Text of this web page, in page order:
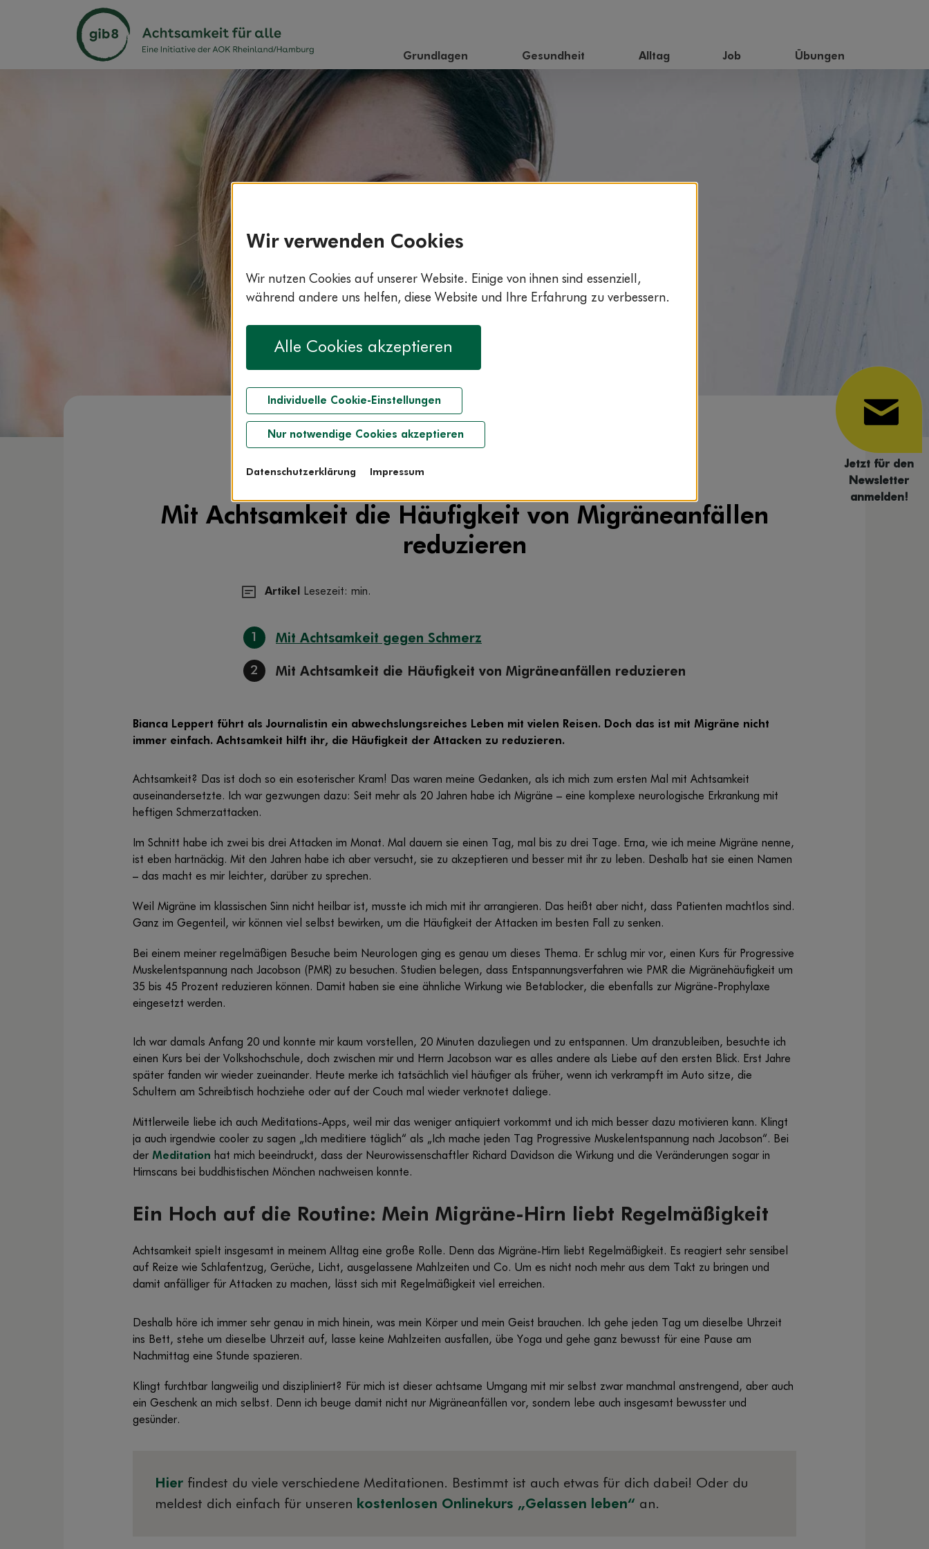
Grundlagen Gesundheit Alltag Job Übungen
Jetzt für den
Newsletter
anmelden!
Mit Achtsamkeit die Häufigkeit von Migräneanfällen
reduzieren
Artikel Lesezeit: min.
1 Mit Achtsamkeit gegen Schmerz
2 Mit Achtsamkeit die Häufigkeit von Migräneanfällen reduzieren
Bianca Leppert führt als Journalistin ein abwechslungsreiches Leben mit vielen Reisen. Doch das ist mit Migräne nicht
immer einfach. Achtsamkeit hilft ihr, die Häufigkeit der Attacken zu reduzieren.
Achtsamkeit? Das ist doch so ein esoterischer Kram! Das waren meine Gedanken, als ich mich zum ersten Mal mit Achtsamkeit
auseinandersetzte. Ich war gezwungen dazu: Seit mehr als 20 Jahren habe ich Migräne – eine komplexe neurologische Erkrankung mit
heftigen Schmerzattacken.
Im Schnitt habe ich zwei bis drei Attacken im Monat. Mal dauern sie einen Tag, mal bis zu drei Tage. Erna, wie ich meine Migräne nenne,
ist eben hartnäckig. Mit den Jahren habe ich aber versucht, sie zu akzeptieren und besser mit ihr zu leben. Deshalb hat sie einen Namen
– das macht es mir leichter, darüber zu sprechen.
Weil Migräne im klassischen Sinn nicht heilbar ist, musste ich mich mit ihr arrangieren. Das heißt aber nicht, dass Patienten machtlos sind.
Ganz im Gegenteil, wir können viel selbst bewirken, um die Häufigkeit der Attacken im besten Fall zu senken.
Bei einem meiner regelmäßigen Besuche beim Neurologen ging es genau um dieses Thema. Er schlug mir vor, einen Kurs für Progressive
Muskelentspannung nach Jacobson (PMR) zu besuchen. Studien belegen, dass Entspannungsverfahren wie PMR die Migränehäufigkeit um
35 bis 45 Prozent reduzieren können. Damit haben sie eine ähnliche Wirkung wie Betablocker, die ebenfalls zur Migräne-Prophylaxe
eingesetzt werden.
Ich war damals Anfang 20 und konnte mir kaum vorstellen, 20 Minuten dazuliegen und zu entspannen. Um dranzubleiben, besuchte ich
einen Kurs bei der Volkshochschule, doch zwischen mir und Herrn Jacobson war es alles andere als Liebe auf den ersten Blick. Erst Jahre
später fanden wir wieder zueinander. Heute merke ich tatsächlich viel häufiger als früher, wenn ich verkrampft im Auto sitze, die
Schultern am Schreibtisch hochziehe oder auf der Couch mal wieder verknotet daliege.
Mittlerweile liebe ich auch Meditations-Apps, weil mir das weniger antiquiert vorkommt und ich mich besser dazu motivieren kann. Klingt
ja auch irgendwie cooler zu sagen „Ich meditiere täglich“ als „Ich mache jeden Tag Progressive Muskelentspannung nach Jacobson“. Bei
der Meditation hat mich beeindruckt, dass der Neurowissenschaftler Richard Davidson die Wirkung und die Veränderungen sogar in
Hirnscans bei buddhistischen Mönchen nachweisen konnte.
Ein Hoch auf die Routine: Mein Migräne-Hirn liebt Regelmäßigkeit
Achtsamkeit spielt insgesamt in meinem Alltag eine große Rolle. Denn das Migräne-Hirn liebt Regelmäßigkeit. Es reagiert sehr sensibel
auf Reize wie Schlafentzug, Gerüche, Licht, ausgelassene Mahlzeiten und Co. Um es nicht noch mehr aus dem Takt zu bringen und
damit anfälliger für Attacken zu machen, lässt sich mit Regelmäßigkeit viel erreichen.
Deshalb höre ich immer sehr genau in mich hinein, was mein Körper und mein Geist brauchen. Ich gehe jeden Tag um dieselbe Uhrzeit
ins Bett, stehe um dieselbe Uhrzeit auf, lasse keine Mahlzeiten ausfallen, übe Yoga und gehe ganz bewusst für eine Pause am
Nachmittag eine Stunde spazieren.
Klingt furchtbar langweilig und diszipliniert? Für mich ist dieser achtsame Umgang mit mir selbst zwar manchmal anstrengend, aber auch
ein Geschenk an mich selbst. Denn ich beuge damit nicht nur Migräneanfällen vor, sondern lebe auch insgesamt bewusster und
gesünder.
Hier findest du viele verschiedene Meditationen. Bestimmt ist auch etwas für dich dabei! Oder du
meldest dich einfach für unseren kostenlosen Onlinekurs „Gelassen leben“ an.
Wir verwenden Cookies
Wir nutzen Cookies auf unserer Website. Einige von ihnen sind essenziell,
während andere uns helfen, diese Website und Ihre Erfahrung zu verbessern.
Alle Cookies akzeptieren
Individuelle Cookie-Einstellungen
Nur notwendige Cookies akzeptieren
Datenschutzerklärung Impressum